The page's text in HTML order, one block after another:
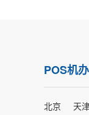
邱
很诚信，我会
POS机
北京 天